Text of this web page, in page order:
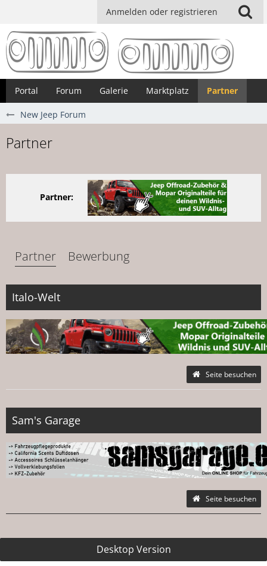
Anmelden oder registrieren
Portal Forum Galerie Marktplatz Partner
New Jeep Forum
Partner
Partner:
Partner Bewerbung
Italo-Welt
Seite besuchen
Sam's Garage
Seite besuchen
Desktop Version